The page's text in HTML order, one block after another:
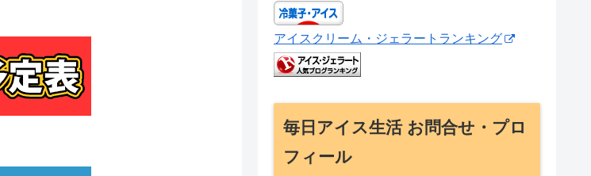
アイスクリーム・ジェラートランキング
毎日アイス生活 お問合せ・プロ
フィール